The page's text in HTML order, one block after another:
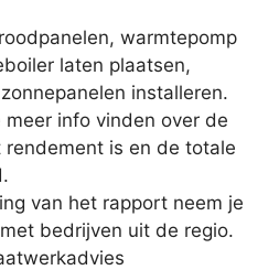
warmtepomp
laten plaatsen,
installeren.
meer info vinden over de
is en de totale
van het rapport neem je
bedrijven uit de regio.